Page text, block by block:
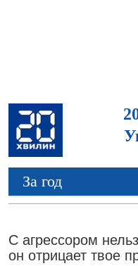
За год
С агрессором
он отрицает твое